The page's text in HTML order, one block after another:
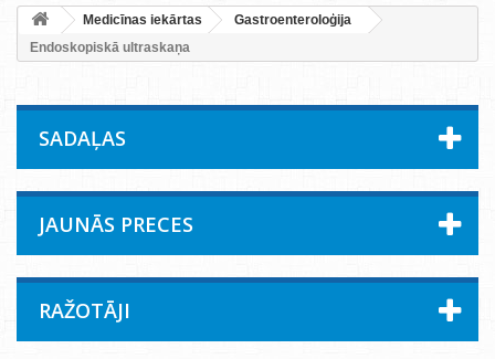
Medicīnas iekārtas
Gastroenteroloģija
Endoskopiskā ultraskaņa
SADAĻAS
JAUNĀS PRECES
RAŽOTĀJI